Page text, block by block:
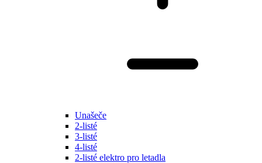
Unašeče
2-listé
3-listé
4-listé
2-listé elektro pro letadla